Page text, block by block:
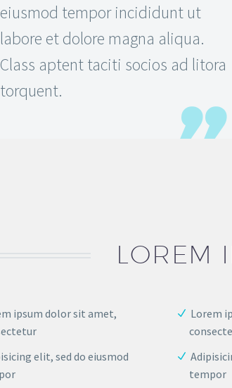
eiusmod tempor incididunt ut
labore et dolore magna aliqua.
Class aptent taciti socios ad litora
torquent.
LOREM
ipsum dolor sit amet,
elit, sed do eiusmod
Lorem
tempor